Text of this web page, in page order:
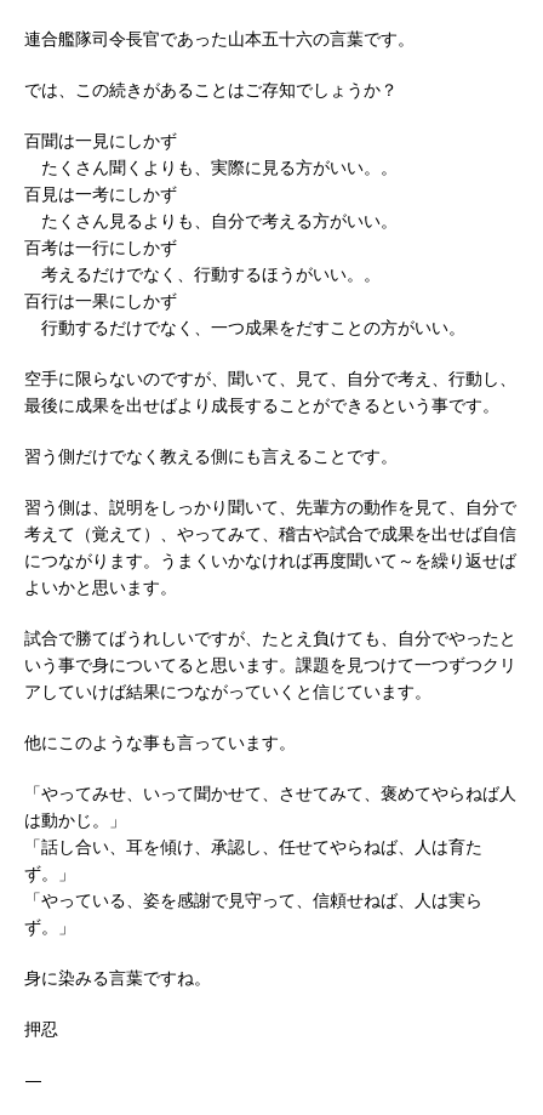
連合艦隊司令長官であった山本五十六の言葉です。
では、この続きがあることはご存知でしょうか？
百聞は一見にしかず
たくさん聞くよりも、実際に見る方がいい。。
百見は一考にしかず
たくさん見るよりも、自分で考える方がいい。
百考は一行にしかず
考えるだけでなく、行動するほうがいい。。
百行は一果にしかず
行動するだけでなく、一つ成果をだすことの方がいい。
空手に限らないのですが、聞いて、見て、自分で考え、行動し、
最後に成果を出せばより成長することができるという事です。
習う側だけでなく教える側にも言えることです。
習う側は、説明をしっかり聞いて、先輩方の動作を見て、自分で
考えて（覚えて）、やってみて、稽古や試合で成果を出せば自信
につながります。うまくいかなければ再度聞いて～を繰り返せば
よいかと思います。
試合で勝てばうれしいですが、たとえ負けても、自分でやったと
いう事で身についてると思います。課題を見つけて一つずつクリ
アしていけば結果につながっていくと信じています。
他にこのような事も言っています。
「やってみせ、いって聞かせて、させてみて、褒めてやらねば人
は動かじ。」
「話し合い、耳を傾け、承認し、任せてやらねば、人は育た
ず。」
「やっている、姿を感謝で見守って、信頼せねば、人は実ら
ず。」
身に染みる言葉ですね。
押忍
—